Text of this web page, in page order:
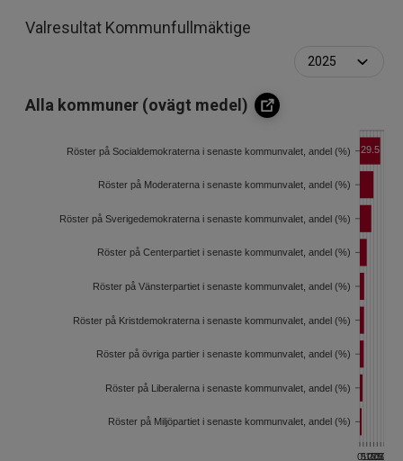
Valresultat Kommunfullmäktige
Alla kommuner (ovägt medel)
05
10
15
20
25
30
35
Röster på Miljöpartiet i senaste kommunvalet, andel (%)
Röster på Liberalerna i senaste kommunvalet, andel (%)
Röster på övriga partier i senaste kommunvalet, andel (%)
Röster på Kristdemokraterna i senaste kommunvalet, andel (%)
Röster på Vänsterpartiet i senaste kommunvalet, andel (%)
Röster på Centerpartiet i senaste kommunvalet, andel (%)
Röster på Sverigedemokraterna i senaste kommunvalet, andel (%)
Röster på Moderaterna i senaste kommunvalet, andel (%)
Röster på Socialdemokraterna i senaste kommunvalet, andel (%) 29.5